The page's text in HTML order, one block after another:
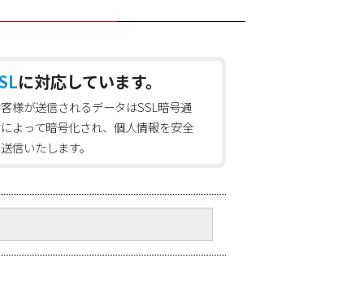
に対応しています。
様が送信されるデータはSSL暗号通
よって暗号化され、個人情報を安全
信いたします。